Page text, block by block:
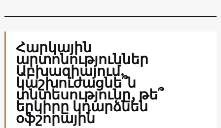
Հարկային
արտոնություններ
Աբխազիայում.
կաշխուժացնե՞ն
տնտեսությունը, թե՞
երկիրը կդարձնեն
օֆշորային